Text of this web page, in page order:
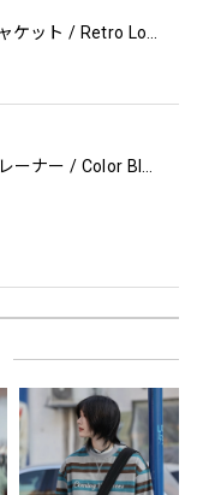
フーデッドスタジアムジャンバー / Hooded Stadium Jumper